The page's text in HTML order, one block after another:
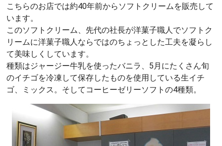
こちらのお店では約40年前からソフトクリームを販売して
います。
このソフトクリーム、先代の社長が洋菓子職人でソフトク
リームに洋菓子職人ならではのちょっとした工夫を凝らし
て美味しくしています。
種類はジャージー牛乳を使ったバニラ、5月にたくさん旬
のイチゴを冷凍して保存したものを使用している生イチ
ゴ、ミックス。そしてコーヒーゼリーソフトの4種類。